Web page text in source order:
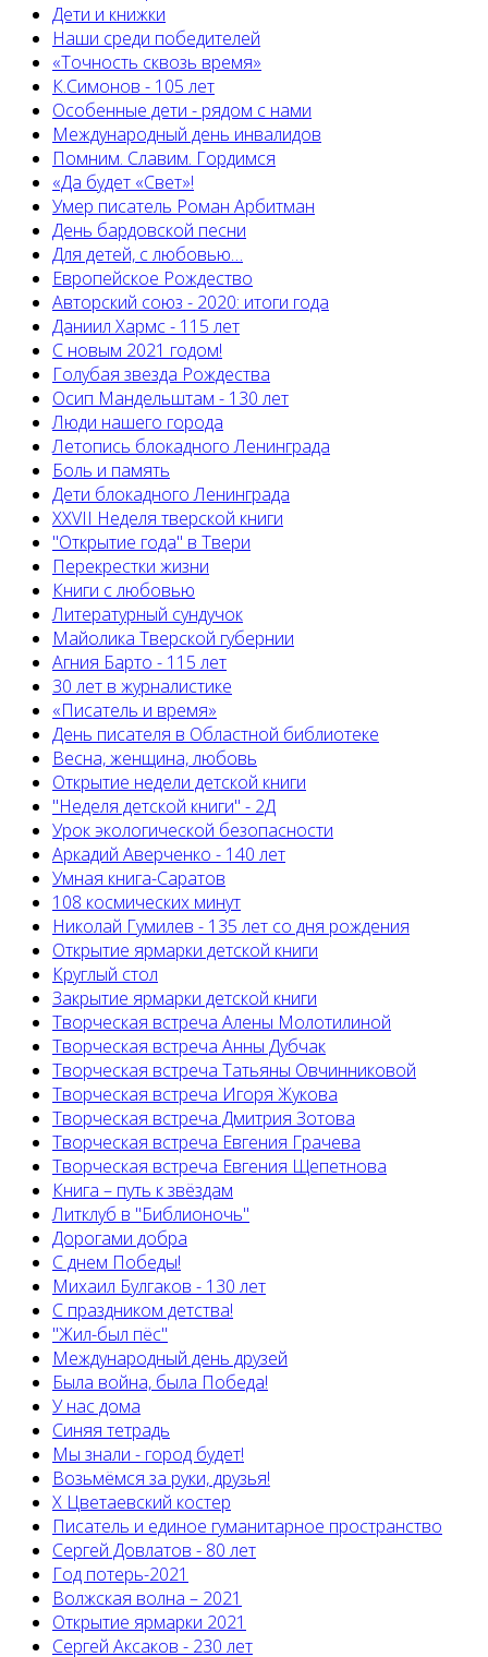
Дети и книжки
Наши среди победителей
«Точность сквозь время»
К.Симонов - 105 лет
Особенные дети - рядом с нами
Международный день инвалидов
Помним. Славим. Гордимся
«Да будет «Свет»!
Умер писатель Роман Арбитман
День бардовской песни
Для детей, с любовью…
Европейскоe Рождество
Авторский союз - 2020: итоги года
Даниил Хармс - 115 лет
С новым 2021 годом!
Голубая звезда Рождества
Осип Мандельштам - 130 лет
Люди нашего города
Летопись блокадного Ленинграда
Боль и память
Дети блокадного Ленинграда
XXVII Неделя тверской книги
"Открытие года" в Твери
Перекрестки жизни
Книги с любовью
Литературный сундучок
Майолика Тверской губернии
Агния Барто - 115 лет
30 лет в журналистике
«Писатель и время»
День писателя в Областной библиотеке
Весна, женщина, любовь
Открытие недели детской книги
"Неделя детской книги" - 2Д
Урок экологической безопасности
Аркадий Аверченко - 140 лет
Умная книга-Саратов
108 космических минут
Николай Гумилев - 135 лет со дня рождения
Открытие ярмарки детской книги
Круглый стол
Закрытие ярмарки детской книги
Творческая встреча Алены Молотилиной
Творческая встреча Анны Дубчак
Творческая встреча Татьяны Овчинниковой
Творческая встреча Игоря Жукова
Творческая встреча Дмитрия Зотова
Творческая встреча Евгения Грачева
Творческая встреча Евгения Щепетнова
Книга – путь к звёздам
Литклуб в "Библионочь"
Дорогами добра
С днем Победы!
Михаил Булгаков - 130 лет
С праздником детства!
"Жил-был пёс"
Международный день друзей
Была война, была Победа!
У нас дома
Синяя тетрадь
Мы знали - город будет!
Возьмёмся за руки, друзья!
X Цветаевский костер
Писатель и единое гуманитарное пространство
Сергей Довлатов - 80 лет
Год потерь-2021
Волжская волна – 2021
Открытие ярмарки 2021
Сергей Аксаков - 230 лет